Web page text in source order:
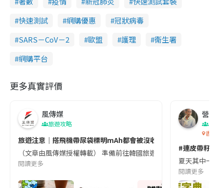
快速測試
網購優惠
冠狀病毒
SARS－CoV－2
歐盟 護理
衞生署
網購平台
更多真實評價
風傳媒
旅遊攻略
旅遊注意｜搭飛機帶尿袋標明mAh都會被沒收😱出發前切記檢查
（文章由風傳媒授權轉載） 準備前往韓國旅遊的民眾，近期要
閱讀更多
營養
香港
#連皮帶籽
夏天其中一
閱讀更多